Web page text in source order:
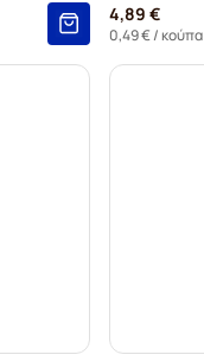
4,89 €
0,49 €/ κούπα